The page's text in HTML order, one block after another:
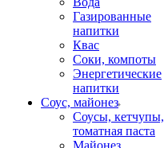
Газированные
напитки
Квас
Соки, компоты
Энергетические
напитки
Соус, майонез
Соусы, кетчупы,
томатная паста
Майонез